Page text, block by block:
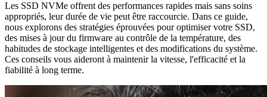
Les SSD NVMe offrent des performances rapides mais sans soins
appropriés, leur durée de vie peut être raccourcie. Dans ce guide,
nous explorons des stratégies éprouvées pour optimiser votre SSD,
des mises à jour du firmware au contrôle de la température, des
habitudes de stockage intelligentes et des modifications du système.
Ces conseils vous aideront à maintenir la vitesse, l'efficacité et la
fiabilité à long terme.